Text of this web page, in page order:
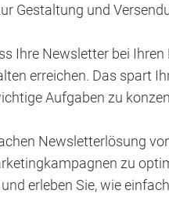
Gestaltung und
Ihre Newsletter bei
erreichen. Das spart
Aufgaben zu
Newsletterlösung
zu
erleben Sie, wie